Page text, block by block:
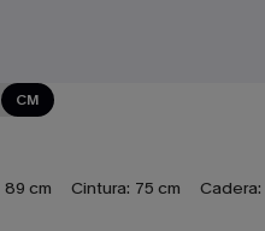
CM
89 cm Cintura: 75 cm Cadera: